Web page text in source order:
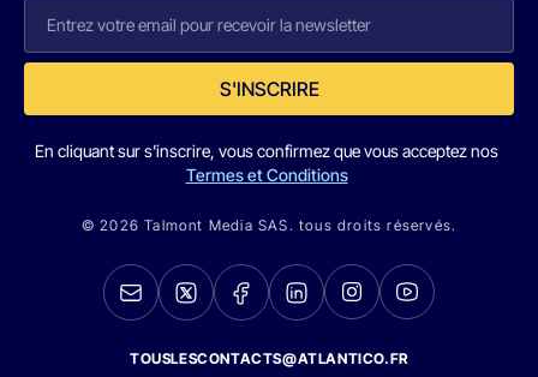
S'INSCRIRE
En cliquant sur s'inscrire, vous confirmez que vous acceptez nos
Termes et Conditions
© 2026 Talmont Media SAS. tous droits réservés.
TOUSLESCONTACTS@ATLANTICO.FR